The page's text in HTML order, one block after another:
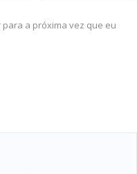
a próxima vez que eu